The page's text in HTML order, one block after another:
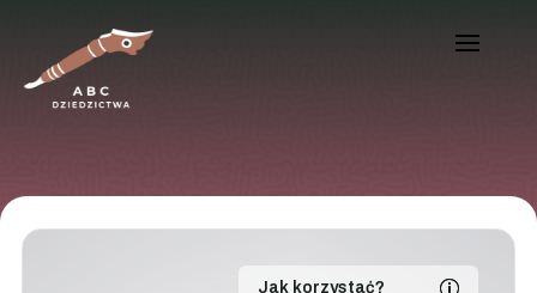
Jak korzystać?